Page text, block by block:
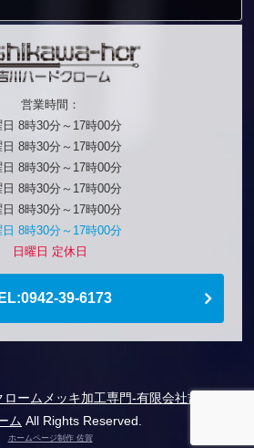
営業時間：
日 8時30分～17時00分
日 8時30分～17時00分
日 8時30分～17時00分
日 8時30分～17時00分
8時30分～17時00分
日 8時30分～17時00分
日曜日 定休日
39-6173
ロームメッキ加工専門-有限会社吉川ハー
ム All Rights Reserved.
ホームページ制作 佐賀